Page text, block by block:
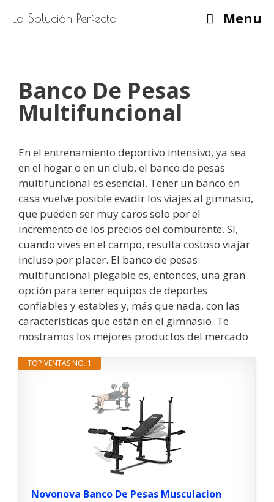
La Solución Perfecta Menu
Banco De Pesas
Multifuncional
En el entrenamiento deportivo intensivo, ya sea
en el hogar o en un club, el banco de pesas
multifuncional es esencial. Tener un banco en
casa vuelve posible evadir los viajes al gimnasio,
que pueden ser muy caros solo por el
incremento de los precios del comburente. Sí,
cuando vives en el campo, resulta costoso viajar
incluso por placer. El banco de pesas
multifuncional plegable es, entonces, una gran
opción para tener equipos de deportes
confiables y estables y, más que nada, con las
características que están en el gimnasio. Te
mostramos los mejores productos del mercado
TOP VENTAS NO. 1
Novonova Banco De Pesas Musculacion